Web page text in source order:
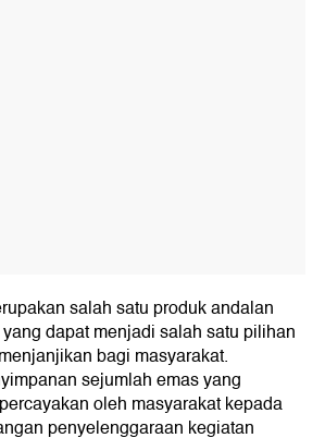
salah satu produk andalan
dapat menjadi salah satu pilihan
bagi masyarakat.
sejumlah emas yang
oleh masyarakat kepada
penyelenggaraan kegiatan